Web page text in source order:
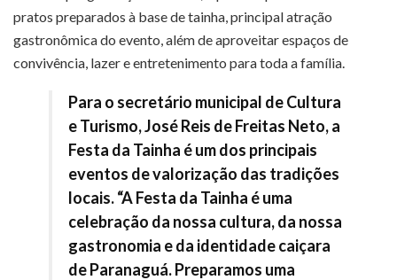
pratos preparados à base de tainha, principal atração
gastronômica do evento, além de aproveitar espaços de
convivência, lazer e entretenimento para toda a família.
Para o secretário municipal de Cultura
e Turismo, José Reis de Freitas Neto, a
Festa da Tainha é um dos principais
eventos de valorização das tradições
locais. “A Festa da Tainha é uma
celebração da nossa cultura, da nossa
gastronomia e da identidade caiçara
de Paranaguá. Preparamos uma